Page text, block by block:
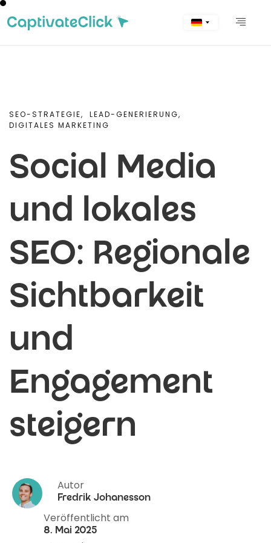
SEO-STRATEGIE,
LEAD-GENERIERUNG,
DIGITALES MARKETING
Social Media
und lokales
SEO: Regionale
Sichtbarkeit
und
Engagement
steigern
Autor
Fredrik Johanesson
Veröffentlicht am
8. Mai 2025